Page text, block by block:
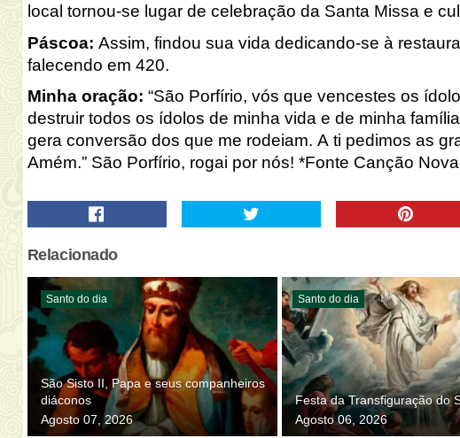
local tornou-se lugar de celebração da Santa Missa e
Páscoa: Assim, findou sua vida dedicando-se à
falecendo em 420.
Minha oração: “São Porfírio, vós que vencestes os
destruir todos os ídolos de minha vida e de minha
gera conversão dos que me rodeiam. A ti pedimos as
Amém.” São Porfírio, rogai por nós! *Fonte Canção
Relacionado
Santo do dia
São Sisto II, Papa e seus companheiros
diáconos
Agosto 07, 2026
Santo do dia
Festa da Transfiguração do
Agosto 06, 2026